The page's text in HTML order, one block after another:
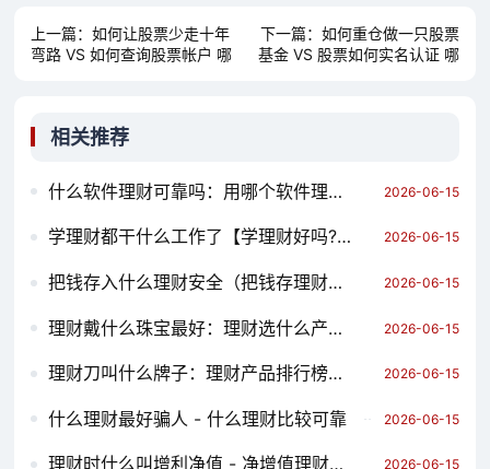
上一篇： 如何让股票少走十年
弯路 VS 如何查询股票帐户 哪
下一篇：如何重仓做一只股票
基金 VS 股票如何实名认证 哪
相关推荐
什么软件理财可靠吗：用哪个软件理财最好 2026-06-15
学理财都干什么工作了【学理财好吗?】 2026-06-15
把钱存入什么理财安全（把钱存理财安全吗） 2026-06-15
理财戴什么珠宝最好：理财选什么产品比较好 2026-06-15
理财刀叫什么牌子：理财产品排行榜前十名 2026-06-15
什么理财最好骗人 - 什么理财比较可靠 2026-06-15
理财时什么叫增利净值 - 净增值理财产品 2026-06-15